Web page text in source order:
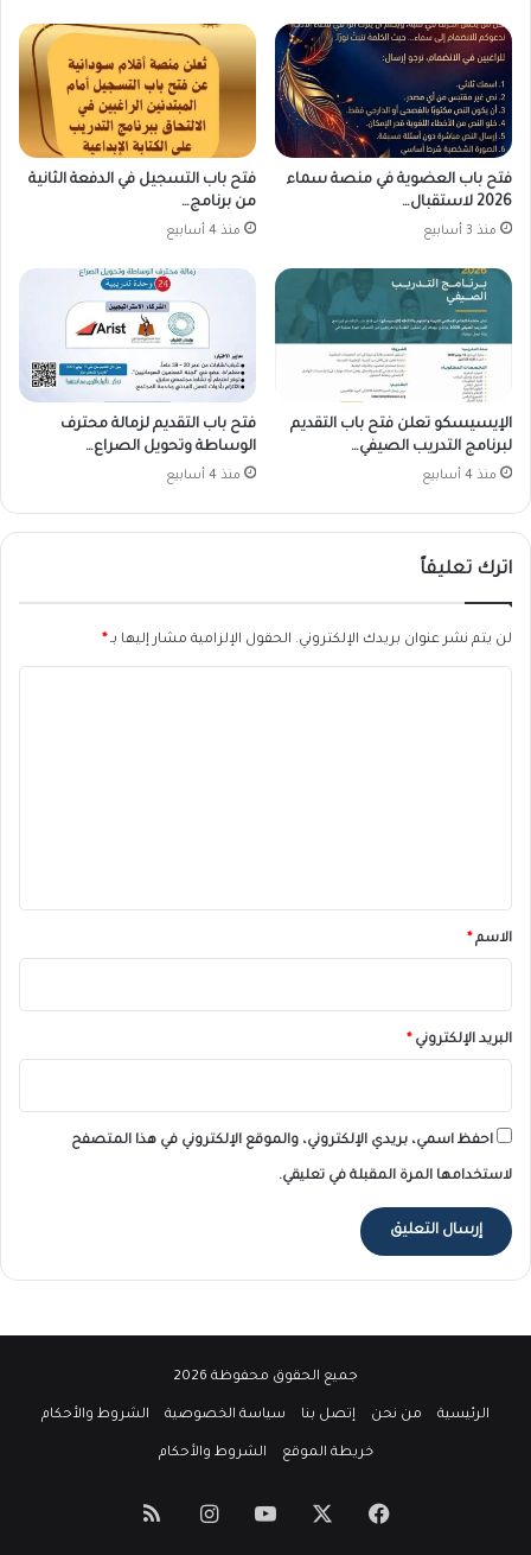
فتح باب العضوية في منصة سماء
2026 لاستقبال…
منذ 3 أسابيع
فتح باب التسجيل في الدفعة الثانية
من برنامج…
منذ 4 أسابيع
الإيسيسكو تعلن فتح باب التقديم
لبرنامج التدريب الصيفي…
منذ 4 أسابيع
فتح باب التقديم لزمالة محترف
الوساطة وتحويل الصراع…
منذ 4 أسابيع
اترك تعليقاً
لن يتم نشر عنوان بريدك الإلكتروني. الحقول الإلزامية مشار إليها بـ *
*الاسم *
البريد الإلكتروني *
احفظ اسمي، بريدي الإلكتروني، والموقع الإلكتروني في هذا المتصفح
لاستخدامها المرة المقبلة في تعليقي.
جميع الحقوق محفوظة 2026
الرئيسية من نحن إتصل بنا سياسة الخصوصية الشروط والأحكام
خريطة الموقع الشروط والأحكام
فيسبوك ‫YouTubeانستقرامملخص